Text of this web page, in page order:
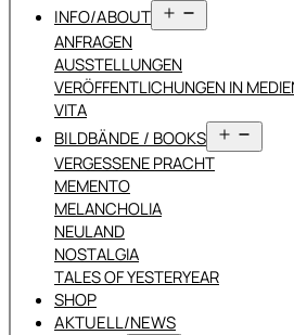
INFO/ABOUT
öffnen
ANFRAGEN
AUSSTELLUNGEN
VERÖFFENTLICHUNGEN IN
VITA
BILDBÄNDE / BOOKS
öffnen
VERGESSENE PRACHT
MEMENTO
MELANCHOLIA
NEULAND
NOSTALGIA
TALES OF YESTERYEAR
SHOP
AKTUELL/NEWS